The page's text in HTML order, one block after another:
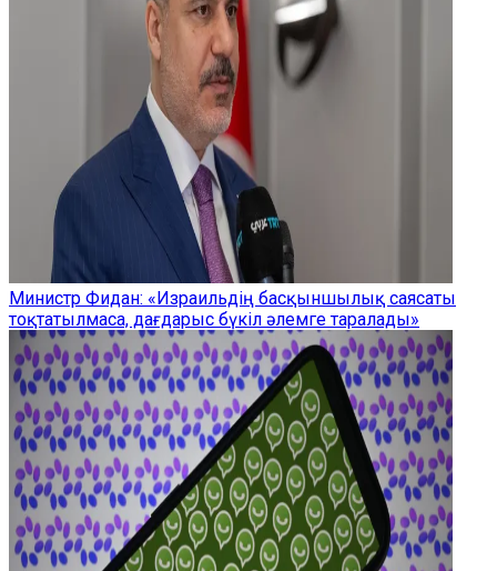
Министр Фидан: «Израильдің басқыншылық саясаты
тоқтатылмаса, дағдарыс бүкіл әлемге таралады»